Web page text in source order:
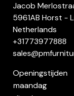
Jacob
5961AB Horst -
Netherlands
+31773977888
Openingstijden
maandag